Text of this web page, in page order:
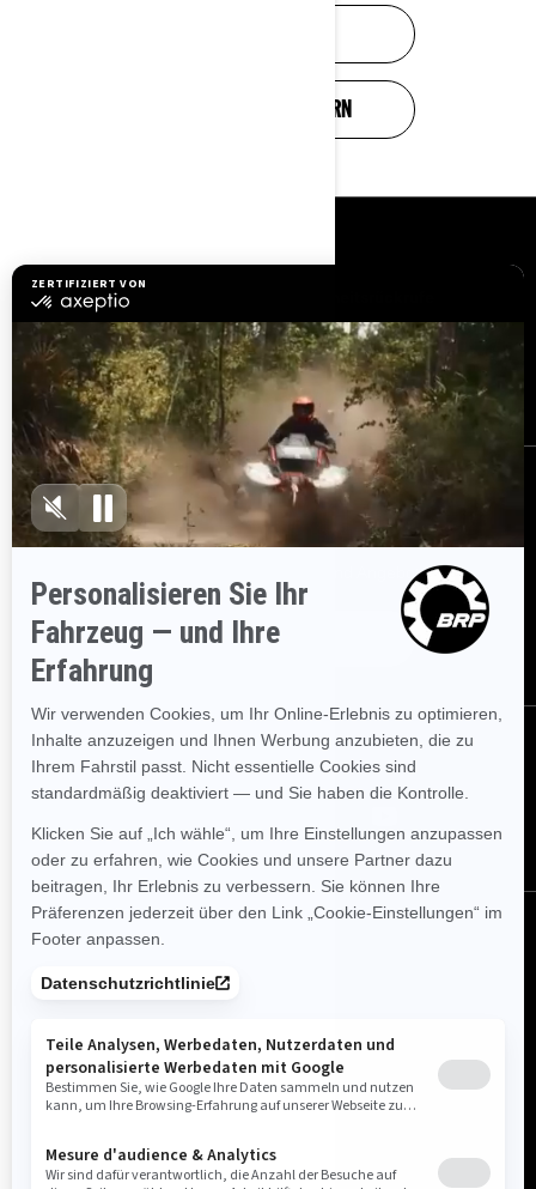
ANGEBOT ANFORDERN
Brauchen Sie Hilfe
Karriere
Händler werden
BRP Experiences
BESTELLEN
Melden Sie sich für unsere E-Mails an.Erhalten Sie die neuesten
Nachrichten, Veranstaltungen und Angebote.
ABONNIEREN
FOLGEN SIE UNS